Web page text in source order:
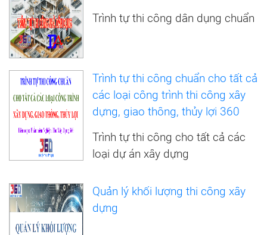
Trình tự thi công dân dụng chuẩn
Trình tự thi công chuẩn cho tất cả
các loại công trình thi công xây
dựng, giao thông, thủy lợi 360
Trình tự thi công cho tất cả các
loại dự án xây dựng
Quản lý khối lượng thi công xây
dựng